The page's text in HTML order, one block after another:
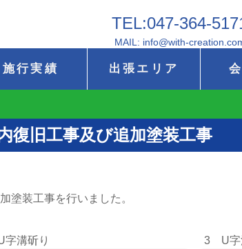
TEL:047-364-
MAIL: info@with-
施行実績 出張エリア
復旧工事及び追加塗装工事
塗装工事を行いました。
溝斫り 3 U字